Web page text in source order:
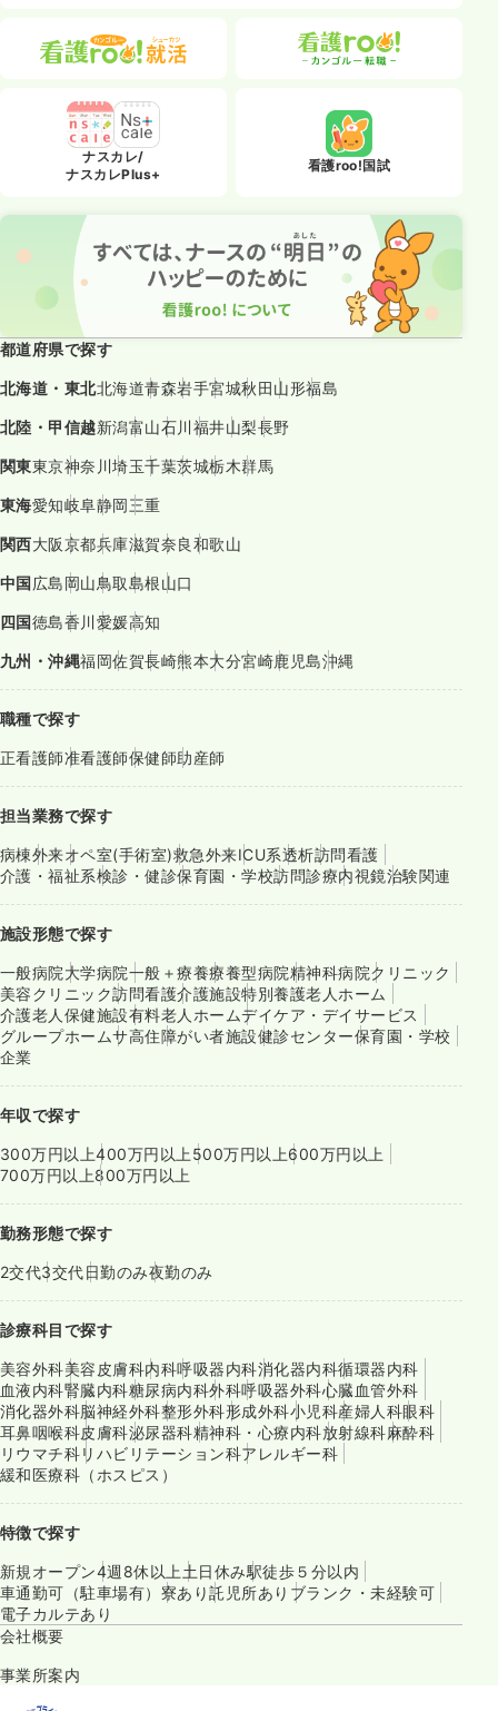
ナスカレ/
ナスカレPlus+
看護roo!国試
都道府県で探す
北海道・東北北海道青森岩手宮城秋田山形福島
北陸・甲信越新潟富山石川福井山梨長野
関東東京神奈川埼玉千葉茨城栃木群馬
東海愛知岐阜静岡三重
関西大阪京都兵庫滋賀奈良和歌山
中国広島岡山鳥取島根山口
四国徳島香川愛媛高知
九州・沖縄福岡佐賀長崎熊本大分宮崎鹿児島沖縄
職種で探す
正看護師准看護師保健師助産師
担当業務で探す
病棟外来オペ室(手術室)救急外来ICU系透析訪問看護
介護・福祉系検診・健診保育園・学校訪問診療内視鏡治験関連
施設形態で探す
一般病院大学病院一般＋療養療養型病院精神科病院クリニック
美容クリニック訪問看護介護施設特別養護老人ホーム
介護老人保健施設有料老人ホームデイケア・デイサービス
グループホームサ高住障がい者施設健診センター保育園・学校
企業
年収で探す
300万円以上400万円以上 500万円以上600万円以上
700万円以上800万円以上
勤務形態で探す
2交代3交代日勤のみ夜勤のみ
診療科目で探す
美容外科美容皮膚科内科呼吸器内科消化器内科循環器内科
血液内科腎臓内科糖尿病内科外科呼吸器外科心臓血管外科
消化器外科脳神経外科整形外科形成外科小児科産婦人科眼科
耳鼻咽喉科皮膚科泌尿器科精神科・心療内科放射線科麻酔科
リウマチ科リハビリテーション科アレルギー科
緩和医療科（ホスピス）
特徴で探す
新規オープン4週8休以上 土日休み駅徒歩５分以内
車通勤可（駐車場有） 寮あり託児所あり ブランク・未経験可
電子カルテあり
会社概要
事業所案内